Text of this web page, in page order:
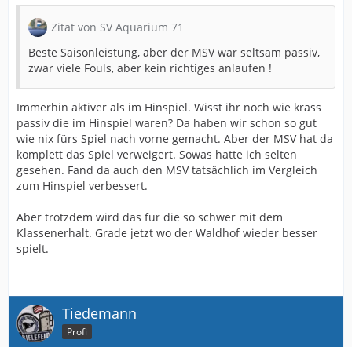
Zitat von SV Aquarium 71
Beste Saisonleistung, aber der MSV war seltsam passiv,
zwar viele Fouls, aber kein richtiges anlaufen !
Immerhin aktiver als im Hinspiel. Wisst ihr noch wie krass
passiv die im Hinspiel waren? Da haben wir schon so gut
wie nix fürs Spiel nach vorne gemacht. Aber der MSV hat da
komplett das Spiel verweigert. Sowas hatte ich selten
gesehen. Fand da auch den MSV tatsächlich im Vergleich
zum Hinspiel verbessert.
Aber trotzdem wird das für die so schwer mit dem
Klassenerhalt. Grade jetzt wo der Waldhof wieder besser
spielt.
Tiedemann
Profi